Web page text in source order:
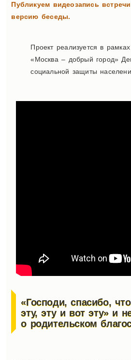
Публикуем видеозапись
версию беседы.
Проект реализуется в рамках
«Москва – добрый город»
социальной защиты
«Господи, спасибо,
эту, эту и вот эту» и
о родительском